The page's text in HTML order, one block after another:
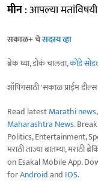
मीन: आपल्या
सकाळ+ चेसदस्य व्हा
ब्रेक घ्या, डोकं चालवा,कोडे
शॉपिंगसाठी 'सकाळ प्राईम
Read latestMarathi news
Maharashtra News.
Politics, Entertainment,
मराठी ताज्या बातम्या, मराठी
on Esakal Mobile App.
forAndroidand IOS.